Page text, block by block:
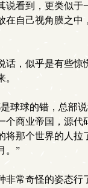
说看到，更类似于
在自己视角膜之中
话，似乎是有些惊
球球的错，总部
个商业帝国，源代
将那个世界的人拉
。”
非常奇怪的姿态行